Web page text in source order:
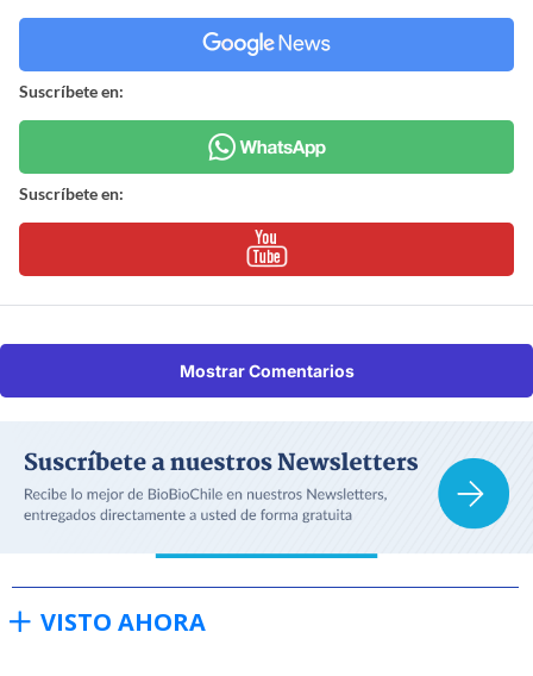
Suscríbete en:
Suscríbete en:
Mostrar Comentarios
VISTO AHORA